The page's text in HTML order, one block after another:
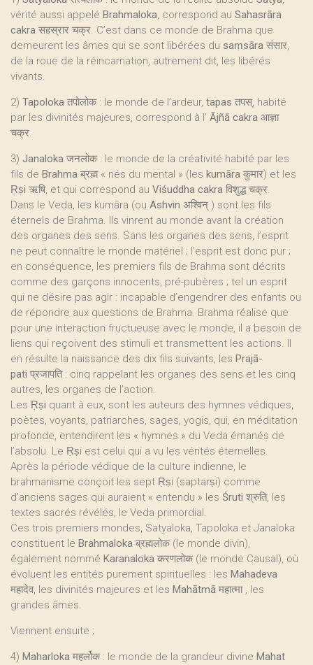
vérité aussi appelé Brahmaloka, correspond au Sahasrāra
cakra सहस्रार चक्र. C’est dans ce monde de Brahma que
demeurent les âmes qui se sont libérées du saṃsāra संसार,
de la roue de la réincarnation, autrement dit, les libérés
vivants.
2) Tapoloka तपोलोक : le monde de l’ardeur, tapas तपस्, habité
par les divinités majeures, correspond à l’ Ājñā cakra आज्ञा
चक्र.
3) Janaloka जनलोक : le monde de la créativité habité par les
fils de Brahma ब्रह्म « nés du mental » (les kumāra कुमार) et les
Ṛṣi ऋषि, et qui correspond au Viśuddha cakra विशुद्ध चक्र.
Dans le Veda, les kumāra (ou Ashvin अश्विन् ) sont les fils
éternels de Brahma. Ils vinrent au monde avant la création
des organes des sens. Sans les organes des sens, l’esprit
ne peut connaître le monde matériel ; l’esprit est donc pur ;
en conséquence, les premiers fils de Brahma sont décrits
comme des garçons innocents, pré-pubères ; tel un esprit
qui ne désire pas agir : incapable d’engendrer des enfants ou
de répondre aux questions de Brahma. Brahma réalise que
pour une interaction fructueuse avec le monde, il a besoin de
liens qui reçoivent des stimuli et transmettent les actions. Il
en résulte la naissance des dix fils suivants, les Prajā-
pati प्रजापति : cinq rappelant les organes des sens et les cinq
autres, les organes de l’action.
Les Ṛṣi quant à eux, sont les auteurs des hymnes védiques,
poètes, voyants, patriarches, sages, yogis, qui, en méditation
profonde, entendirent les « hymnes » du Veda émanés de
l’absolu. Le Ṛṣi est celui qui a vu les vérités éternelles.
Après la période védique de la culture indienne, le
brahmanisme conçoit les sept Ṛṣi (saptarṣi) comme
d’anciens sages qui auraient « entendu » les Śruti श्रुति, les
textes sacrés révélés, le Veda primordial.
Ces trois premiers mondes, Satyaloka, Tapoloka et Janaloka
constituent le Brahmaloka ब्रह्मलोक (le monde divin),
également nommé Karanaloka करणलोक (le monde Causal), où
évoluent les entités purement spirituelles : les Mahadeva
महादेव, les divinités majeures et les Mahātmā महात्मा , les
grandes âmes.
Viennent ensuite ;
4) Maharloka महर्लोक : le monde de la grandeur divine Mahat